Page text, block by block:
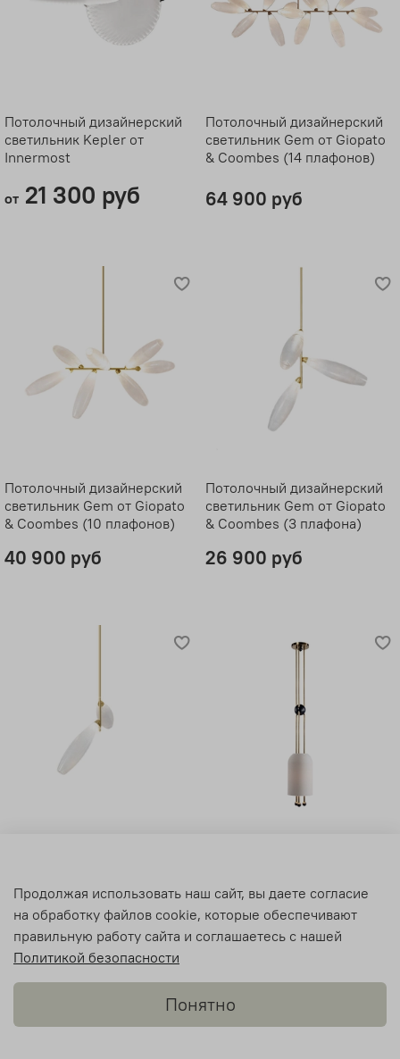
Потолочный дизайнерский
светильник Kepler от
Innermost
от21 300 руб
Потолочный дизайнерский
светильник Gem от Giopato
& Coombes (14 плафонов)
64 900 руб
Потолочный дизайнерский
светильник Gem от Giopato
& Coombes (10 плафонов)
40 900 руб
Потолочный дизайнерский
светильник Gem от Giopato
& Coombes (3 плафона)
26 900 руб
22 900 руб от36 000 руб
Продолжая использовать наш сайт, вы даете согласие
на обработку файлов cookie, которые обеспечивают
правильную работу сайта и соглашаетесь с нашей
Политикой безопасности
Понятно